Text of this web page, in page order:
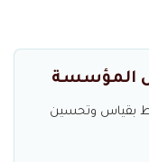
المؤسسة
بقياس وتحسين